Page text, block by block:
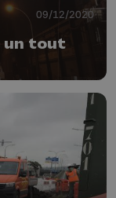
09/12/2020